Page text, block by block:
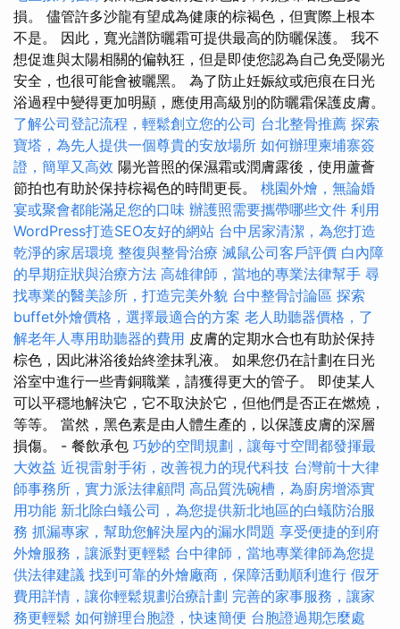
損。 儘管許多沙龍有望成為健康的棕褐色，但實際上根本
不是。 因此，寬光譜防曬霜可提供最高的防曬保護。 我不
想促進與太陽相關的偏執狂，但是即使您認為自己免受陽光
安全，也很可能會被曬黑。 為了防止妊娠紋或疤痕在日光
浴過程中變得更加明顯，應使用高級別的防曬霜保護皮膚。
了解公司登記流程，輕鬆創立您的公司 台北整骨推薦 探索
寶塔，為先人提供一個尊貴的安放場所 如何辦理柬埔寨簽
證，簡單又高效 陽光普照的保濕霜或潤膚露後，使用蘆薈
節拍也有助於保持棕褐色的時間更長。 桃園外燴，無論婚
宴或聚會都能滿足您的口味 辦護照需要攜帶哪些文件 利用
WordPress打造SEO友好的網站 台中居家清潔，為您打造
乾淨的家居環境 整復與整骨治療 滅鼠公司客戶評價 白內障
的早期症狀與治療方法 高雄律師，當地的專業法律幫手 尋
找專業的醫美診所，打造完美外貌 台中整骨討論區 探索
buffet外燴價格，選擇最適合的方案 老人助聽器價格，了
解老年人專用助聽器的費用 皮膚的定期水合也有助於保持
棕色，因此淋浴後始終塗抹乳液。 如果您仍在計劃在日光
浴室中進行一些青銅職業，請獲得更大的管子。 即使某人
可以平穩地解決它，它不取決於它，但他們是否正在燃燒，
等等。 當然，黑色素是由人體生產的，以保護皮膚的深層
損傷。 - 餐飲承包 巧妙的空間規劃，讓每寸空間都發揮最
大效益 近視雷射手術，改善視力的現代科技 台灣前十大律
師事務所，實力派法律顧問 高品質洗碗槽，為廚房增添實
用功能 新北除白蟻公司，為您提供新北地區的白蟻防治服
務 抓漏專家，幫助您解決屋內的漏水問題 享受便捷的到府
外燴服務，讓派對更輕鬆 台中律師，當地專業律師為您提
供法律建議 找到可靠的外燴廠商，保障活動順利進行 假牙
費用詳情，讓你輕鬆規劃治療計劃 完善的家事服務，讓家
務更輕鬆 如何辦理台胞證，快速簡便 台胞證過期怎麼處